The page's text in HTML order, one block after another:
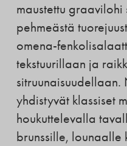
maustettu
pehmeästä
omena-
tekstuurillaan ja
sitruunaisuudellaan.
yhdistyvät klassiset
houkuttelevalla
brunssille, lounaalle